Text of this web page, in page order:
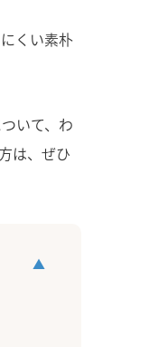
くい素朴
いて、わ
は、ぜひ